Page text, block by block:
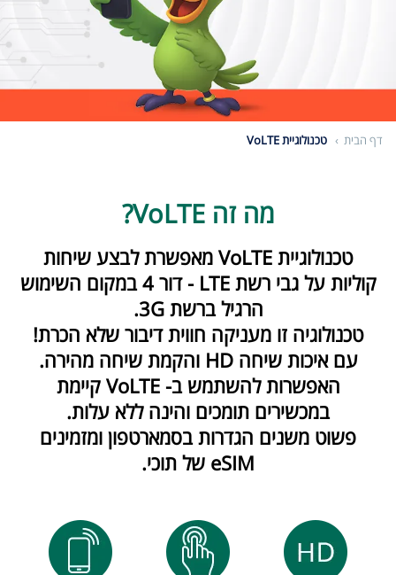
דף הבית טכנולוגיית VoLTE
מה זה VoLTE?
טכנולוגיית VoLTE מאפשרת לבצע שיחות
קוליות על גבי רשת LTE - דור 4 במקום השימוש
הרגיל ברשת 3G.
טכנולוגיה זו מעניקה חווית דיבור שלא הכרת!
עם איכות שיחה HD והקמת שיחה מהירה.
האפשרות להשתמש ב- VoLTE קיימת
במכשירים תומכים והינה ללא עלות.
פשוט משנים הגדרות בסמארטפון ומזמינים
eSIM של תוכי.